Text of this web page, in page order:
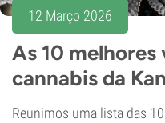
12 Março 2026
As 10 melhores
cannabis da
Reunimos uma lista das